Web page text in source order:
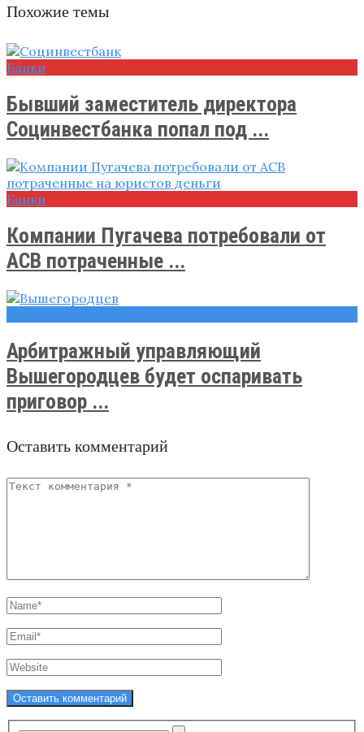
Похожие темы
Банки
Бывший заместитель директора
Социнвестбанка попал под ...
Банки
Компании Пугачева потребовали от
АСВ потраченные ...
Арбитражный управляющий
Вышегородцев будет оспаривать
приговор ...
Оставить комментарий